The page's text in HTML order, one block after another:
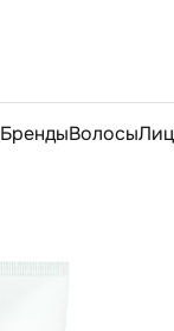
БрендыВолосы